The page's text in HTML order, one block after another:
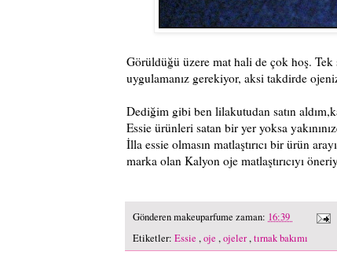
Görüldüğü üzere mat hali de çok hoş. Tek
uygulamanız gerekiyor, aksi takdirde
Dediğim gibi ben lilakutudan satın
Essie ürünleri satan bir yer yoksa
İlla essie olmasın matlaştırıcı bir ürün
marka olan Kalyon oje matlaştırıcıyı
Gönderenmakeuparfume zaman: 16:39
Etiketler: Essie ,oje ,ojeler,tırnak bakımı